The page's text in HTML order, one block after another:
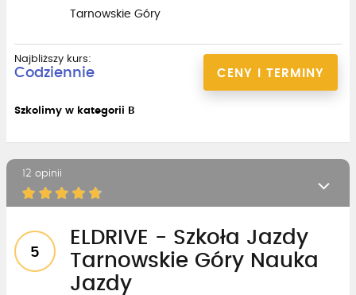
Tarnowskie Góry
CENY I TERMINY
Najbliższy kurs:
Codziennie
Szkolimy w kategorii B
12 opinii
5
ELDRIVE - Szkoła Jazdy
Tarnowskie Góry Nauka
Jazdy